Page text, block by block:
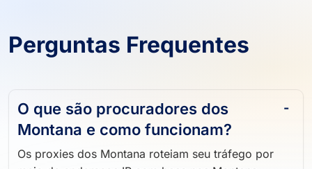
Perguntas Frequentes
O que são procuradores dos
Montana e como funcionam?
Os proxies dos Montana roteiam seu tráfego por